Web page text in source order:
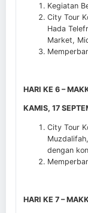
Kegiatan
City Tour
Hada
Market,
HARI KE 6 –
KAMIS, 17
City Tour
dengan
HARI KE 7 –